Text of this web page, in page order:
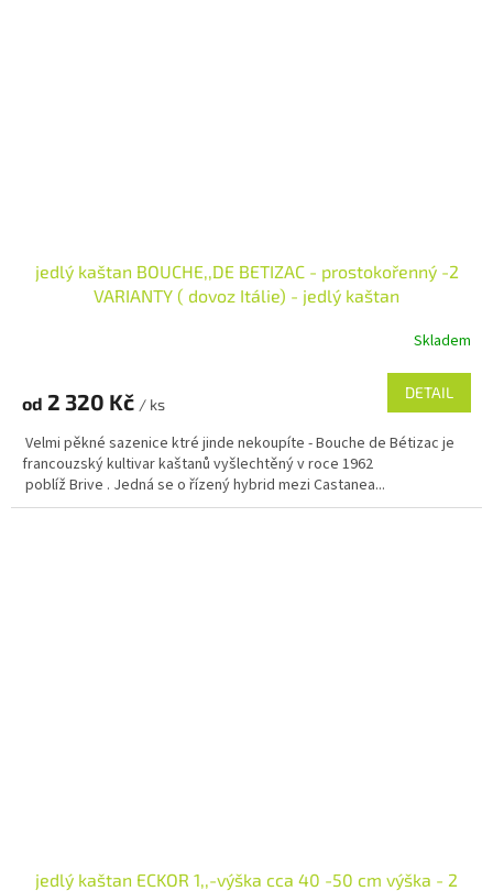
jedlý kaštan BOUCHE,,DE BETIZAC - prostokořenný -2
VARIANTY ( dovoz Itálie) - jedlý kaštan
Skladem
od 2 320 Kč / ks
DETAIL
Velmi pěkné sazenice ktré jinde nekoupíte - Bouche de Bétizac je
francouzský kultivar kaštanů vyšlechtěný v roce 1962
poblíž Brive . Jedná se o řízený hybrid mezi Castanea...
jedlý kaštan ECKOR 1,,-výška cca 40 -50 cm výška - 2